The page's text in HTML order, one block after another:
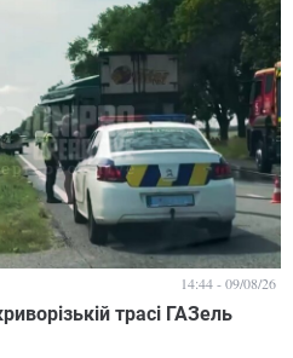
трасі ГАЗель
14:44 - 09/08/26